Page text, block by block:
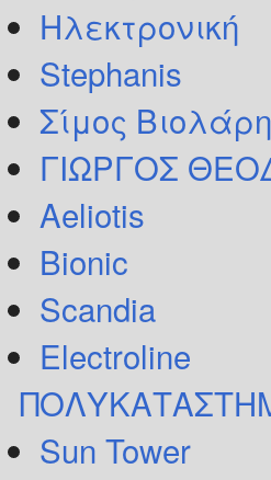
Ηλεκτρονική
Stephanis
Σίμος
ΓΙΩΡΓΟΣ
Aeliotis
Bionic
Scandia
Electroline
Sun Tower